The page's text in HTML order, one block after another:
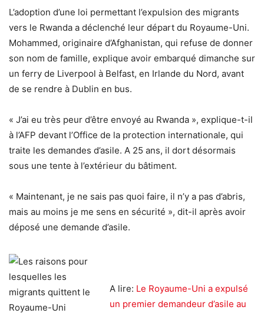
L’adoption d’une loi permettant l’expulsion des migrants
vers le Rwanda a déclenché leur départ du Royaume-Uni.
Mohammed, originaire d’Afghanistan, qui refuse de donner
son nom de famille, explique avoir embarqué dimanche sur
un ferry de Liverpool à Belfast, en Irlande du Nord, avant
de se rendre à Dublin en bus.
« J’ai eu très peur d’être envoyé au Rwanda », explique-t-il
à l’AFP devant l’Office de la protection internationale, qui
traite les demandes d’asile. A 25 ans, il dort désormais
sous une tente à l’extérieur du bâtiment.
« Maintenant, je ne sais pas quoi faire, il n’y a pas d’abris,
mais au moins je me sens en sécurité », dit-il après avoir
déposé une demande d’asile.
A lire: Le Royaume-Uni a expulsé
un premier demandeur d’asile au